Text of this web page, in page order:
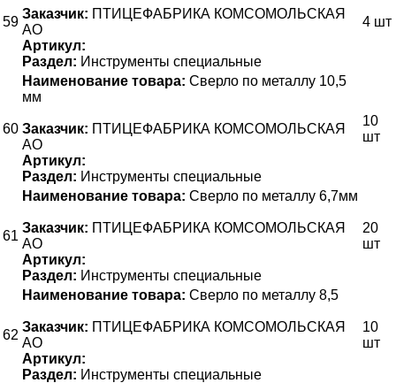
59
Заказчик: ПТИЦЕФАБРИКА КОМСОМОЛЬСКАЯ
АО
Артикул:
Раздел: Инструменты специальные
4 шт
60
Наименование товара: Сверло по металлу 10,5
мм
Заказчик: ПТИЦЕФАБРИКА КОМСОМОЛЬСКАЯ
АО
Артикул:
Раздел: Инструменты специальные
10
шт
61
Наименование товара: Сверло по металлу 6,7мм
Заказчик: ПТИЦЕФАБРИКА КОМСОМОЛЬСКАЯ
АО
Артикул:
Раздел: Инструменты специальные
20
шт
62
Наименование товара: Сверло по металлу 8,5
Заказчик: ПТИЦЕФАБРИКА КОМСОМОЛЬСКАЯ
АО
Артикул:
Раздел: Инструменты специальные
10
шт